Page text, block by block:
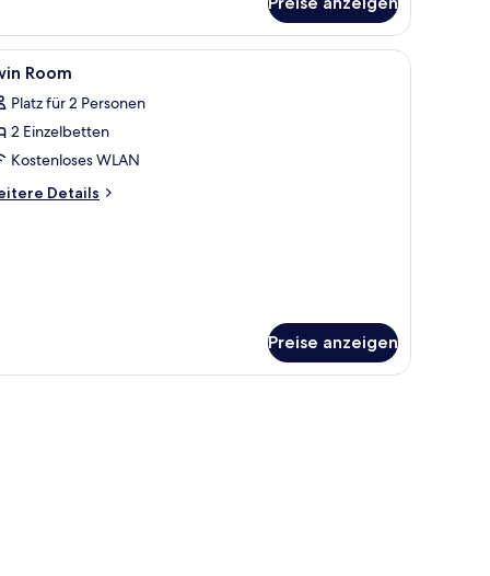
Gestaltung.
Wandbild, einem Nachttisch und einer Lampe.
Ein modernes Badezimmer mit
1 Room
Platz für 2 Personen
2 Einzelbetten
Kostenloses WLAN
Details
Preise anzeigen
WLAN, Bettwäsche